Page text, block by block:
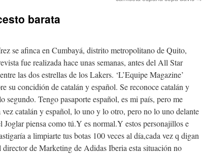
barata
se afinca en Cumbayá, distrito metropolitano de Quito,
fue realizada hace unas semanas, antes del All Star
las dos estrellas de los Lakers. ‘L’Equipe Magazine’
su concidión de catalán y español. Se reconoce catalán y
segundo. Tengo pasaporte español, es mi país, pero me
catalán y español, lo uno y lo otro, pero no lo uno delante
piensa como tú.Y es normal.Y estos personajillos e
a limpiarte tus botas 100 veces al día,cada vez q digan
de Marketing de Adidas Iberia esta situación no